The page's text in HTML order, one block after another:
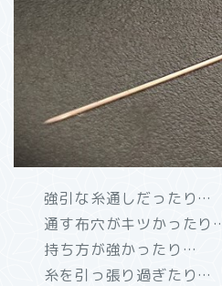
強引な糸通しだったり…
通す布穴がキツかったり
持ち方が強かったり…
糸を引っ張り過ぎたり…